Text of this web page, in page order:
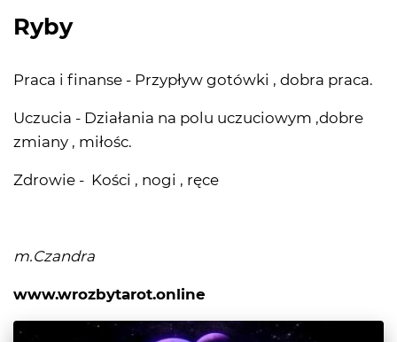
Ryby
Praca i finanse - Przypływ gotówki , dobra praca.
Uczucia - Działania na polu uczuciowym ,dobre
zmiany , miłośc.
Zdrowie - Kości , nogi , ręce
m.Czandra
www.wrozbytarot.online